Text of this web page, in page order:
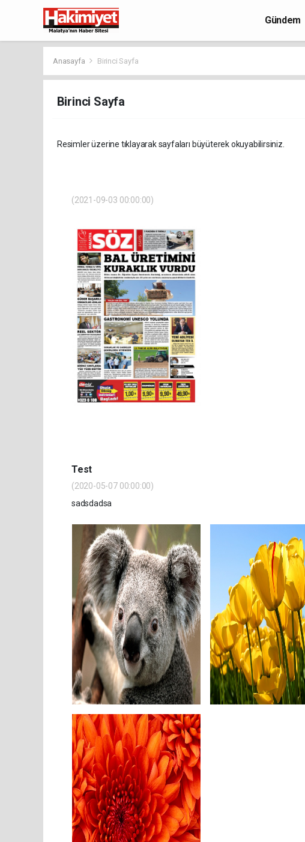
Gündem
Anasayfa Birinci Sayfa
Birinci Sayfa
Resimler üzerine tıklayarak sayfaları büyüterek okuyabilirsiniz.
(2021-09-03 00:00:00)
Test
(2020-05-07 00:00:00)
sadsdadsa